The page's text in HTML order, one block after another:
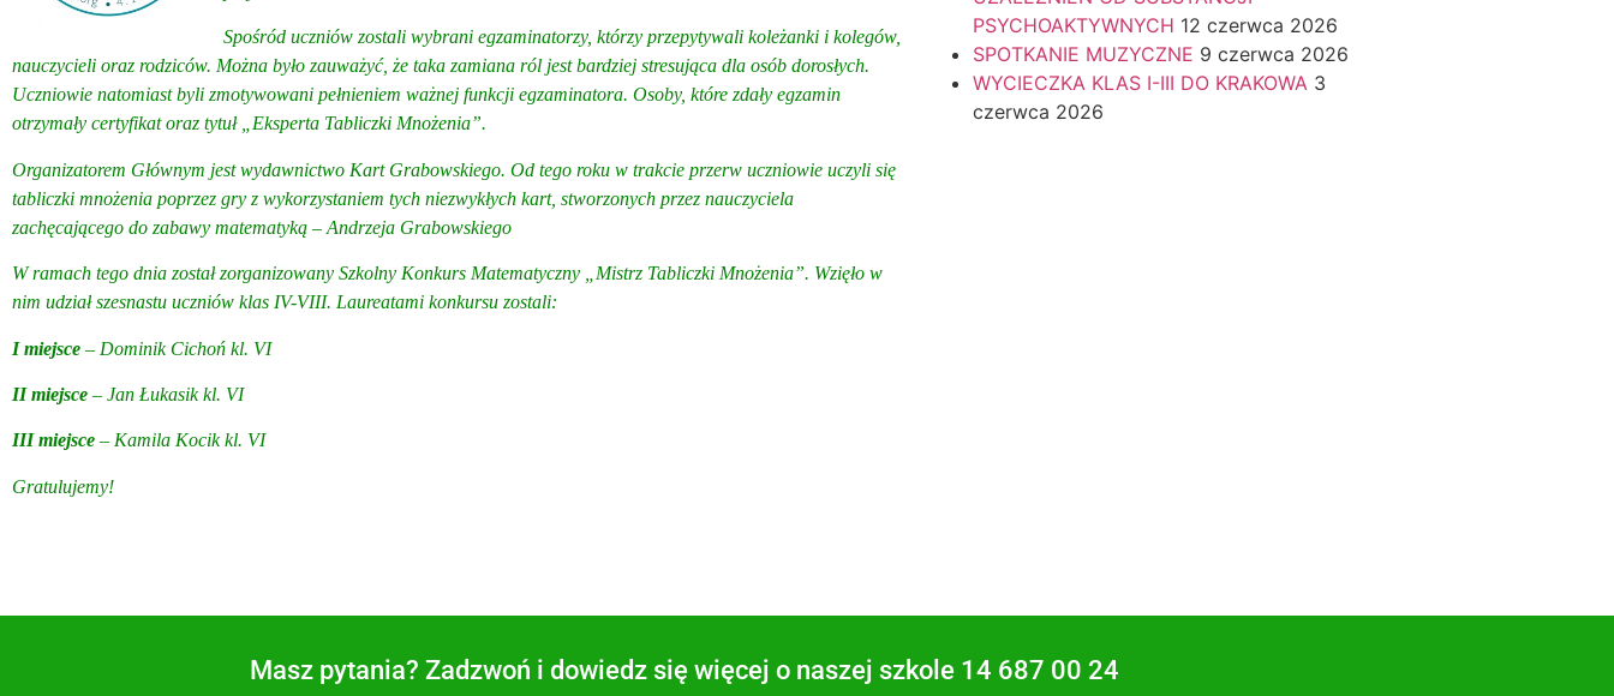
Spośród uczniów zostali wybrani egzaminatorzy, którzy przepytywali koleżanki i kolegów,
nauczycieli oraz rodziców. Można było zauważyć, że taka zamiana ról jest bardziej stresująca dla osób dorosłych.
Uczniowie natomiast byli zmotywowani pełnieniem ważnej funkcji egzaminatora. Osoby, które zdały egzamin
otrzymały certyfikat oraz tytuł „Eksperta Tabliczki Mnożenia”.
Organizatorem Głównym jest wydawnictwo Kart Grabowskiego. Od tego roku w trakcie przerw uczniowie uczyli się
tabliczki mnożenia poprzez gry z wykorzystaniem tych niezwykłych kart, stworzonych przez nauczyciela
zachęcającego do zabawy matematyką – Andrzeja Grabowskiego
W ramach tego dnia został zorganizowany Szkolny Konkurs Matematyczny „Mistrz Tabliczki Mnożenia”. Wzięło w
nim udział szesnastu uczniów klas IV-VIII. Laureatami konkursu zostali:
I miejsce – Dominik Cichoń kl. VI
II miejsce – Jan Łukasik kl. VI
III miejsce – Kamila Kocik kl. VI
Gratulujemy!
PSYCHOAKTYWNYCH 12 czerwca 2026
SPOTKANIE MUZYCZNE 9 czerwca 2026
WYCIECZKA KLAS I-III DO KRAKOWA 3
czerwca 2026
Masz pytania? Zadzwoń i dowiedz się więcej o naszej szkole 14 687 00 24